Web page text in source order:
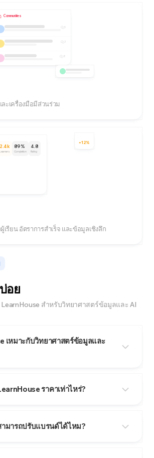
Communities
5
3
8
ะเครื่องมือมีส่วนร่วม
2.4k
Learners
89%
Completion
4.8
Rating
+12%
รียน อัตราการสำเร็จ และข้อมูลเชิงลึก
อย
LearnHouse สำหรับวิทยาศาสตร์ข้อมูลและ AI
เหมาะกับวิทยาศาสตร์ข้อมูลและ
ราคาเท่าไหร่?
ามารถปรับแบรนด์ได้ไหม?